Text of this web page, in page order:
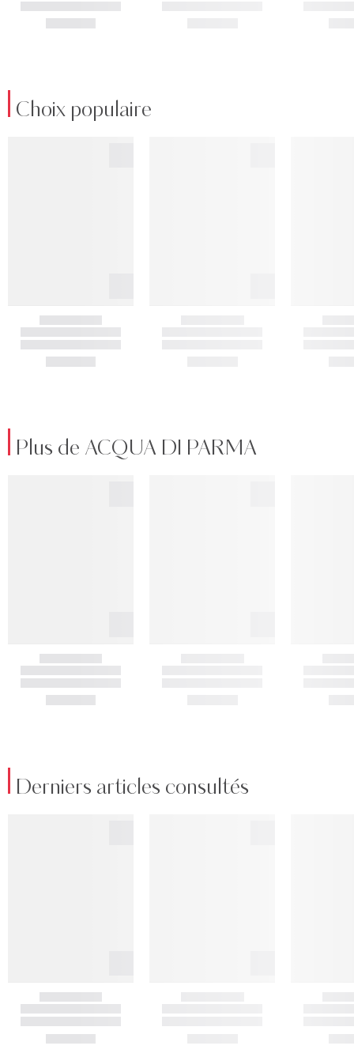
Choix populaire
Plus de ACQUA DI PARMA
Derniers articles consultés